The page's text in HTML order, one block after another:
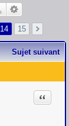
14 15
Sujet suivant
Citation